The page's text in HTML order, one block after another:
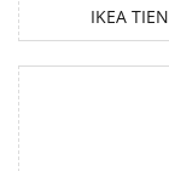
IKEA